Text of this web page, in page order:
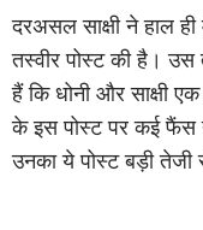
दरअसल साक्षी ने हाल
तस्वीर पोस्ट की है।
हैं कि धोनी और साक्षी
के इस पोस्ट पर कई फैंस
उनका ये पोस्ट बड़ी तेजी